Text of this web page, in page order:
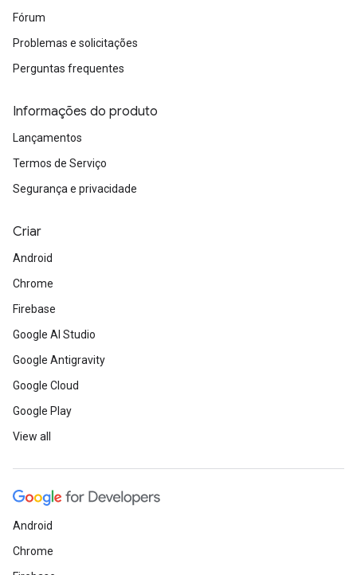
Fórum
Problemas e solicitações
Perguntas frequentes
Informações do produto
Lançamentos
Termos de Serviço
Segurança e privacidade
Criar
Android
Chrome
Firebase
Google AI Studio
Google Antigravity
Google Cloud
Google Play
View all
Android
Chrome